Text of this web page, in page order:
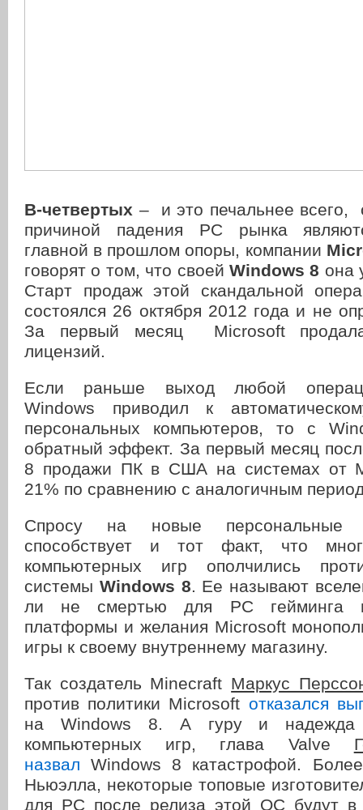
В-четвертых – и это печальнее всего,
причиной падения PC рынка
главной в прошлом опоры, компании
говорят о том, что своей Windows 8 она
Cтарт продаж этой скандальной
состоялся 26 октября 2012 года и не
За первый месяц Microsoft
лицензий.
Если раньше выход любой
Windows приводил к
персональных компьютеров, то с
обратный эффект. За первый месяц
8 продажи ПК в США на системах от
21% по сравнению с аналогичным
Спросу на новые персональные
способствует и тот факт, что
компьютерных игр ополчились
системы Windows 8. Ее называют
ли не смертью для PC гейминга
платформы и желания Microsoft
игры к своему внутреннему магазину.
Так создатель Minecraft Маркус
против политики Microsoft отказался
на Windows 8. А гуру и надежда
компьютерных игр, глава Valve
назвал Windows 8 катастрофой.
Ньюэлла, некоторые топовые
для PC после релиза этой ОС будут в